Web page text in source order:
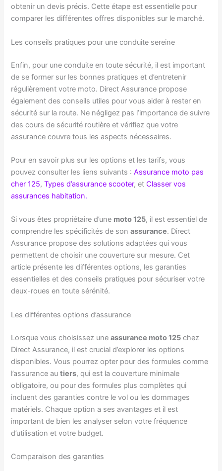
obtenir un devis précis. Cette étape est essentielle pour
comparer les différentes offres disponibles sur le marché.
Les conseils pratiques pour une conduite sereine
Enfin, pour une conduite en toute sécurité, il est important
de se former sur les bonnes pratiques et d’entretenir
régulièrement votre moto. Direct Assurance propose
également des conseils utiles pour vous aider à rester en
sécurité sur la route. Ne négligez pas l’importance de suivre
des cours de sécurité routière et vérifiez que votre
assurance couvre tous les aspects nécessaires.
Pour en savoir plus sur les options et les tarifs, vous
pouvez consulter les liens suivants :Assurance moto pas
cher 125,Types d’assurance scooter, etClasser vos
assurances habitation.
Si vous êtes propriétaire d’une moto 125, il est essentiel de
comprendre les spécificités de sonassurance. Direct
Assurance propose des solutions adaptées qui vous
permettent de choisir une couverture sur mesure. Cet
article présente les différentes options, les garanties
essentielles et des conseils pratiques pour sécuriser votre
deux-roues en toute sérénité.
Les différentes options d’assurance
Lorsque vous choisissez uneassurance moto 125 chez
Direct Assurance, il est crucial d’explorer les options
disponibles. Vous pourrez opter pour des formules comme
l’assurance autiers, qui est la couverture minimale
obligatoire, ou pour des formules plus complètes qui
incluent des garanties contre le vol ou les dommages
matériels. Chaque option a ses avantages et il est
important de bien les analyser selon votre fréquence
d’utilisation et votre budget.
Comparaison des garanties